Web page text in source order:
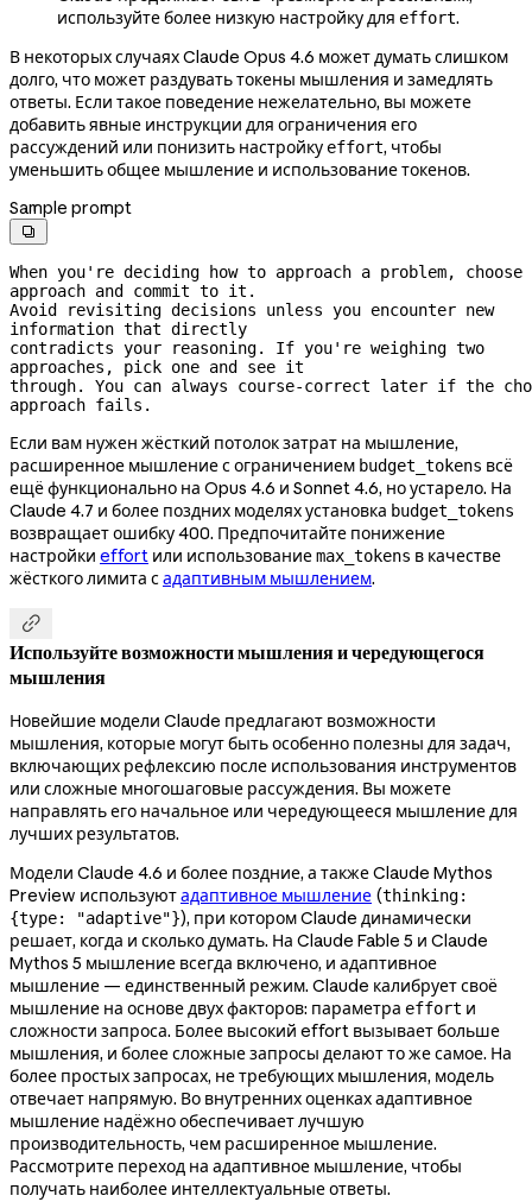
используйте более низкую настройку для effort.
В некоторых случаях Claude Opus 4.6 может думать слишком
долго, что может раздувать токены мышления и замедлять
ответы. Если такое поведение нежелательно, вы можете
добавить явные инструкции для ограничения его
рассуждений или понизить настройку effort, чтобы
уменьшить общее мышление и использование токенов.
Sample prompt

When you're deciding how to approach a problem, choose
approach and commit to it.
Avoid revisiting decisions unless you encounter new
information that directly
contradicts your reasoning. If you're weighing two
approaches, pick one and see it
through. You can always course-correct later if the
approach fails.
Если вам нужен жёсткий потолок затрат на мышление,
расширенное мышление с ограничением budget_tokens всё
ещё функционально на Opus 4.6 и Sonnet 4.6, но устарело. На
Claude 4.7 и более поздних моделях установка budget_tokens
возвращает ошибку 400. Предпочитайте понижение
настройки effort или использованиеmax_tokens в качестве
жёсткого лимита садаптивным мышлением.

Используйте возможности мышления и чередующегося
мышления
Новейшие модели Claude предлагают возможности
мышления, которые могут быть особенно полезны для задач,
включающих рефлексию после использования инструментов
или сложные многошаговые рассуждения. Вы можете
направлять его начальное или чередующееся мышление для
лучших результатов.
Модели Claude 4.6 и более поздние, а также Claude Mythos
Preview используютадаптивное мышление (thinking:
{type: "adaptive"}), при котором Claude динамически
решает, когда и сколько думать. На Claude Fable 5 и Claude
Mythos 5 мышление всегда включено, и адаптивное
мышление — единственный режим. Claude калибрует своё
мышление на основе двух факторов: параметра effort и
сложности запроса. Более высокий effort вызывает больше
мышления, и более сложные запросы делают то же самое. На
более простых запросах, не требующих мышления, модель
отвечает напрямую. Во внутренних оценках адаптивное
мышление надёжно обеспечивает лучшую
производительность, чем расширенное мышление.
Рассмотрите переход на адаптивное мышление, чтобы
получать наиболее интеллектуальные ответы.